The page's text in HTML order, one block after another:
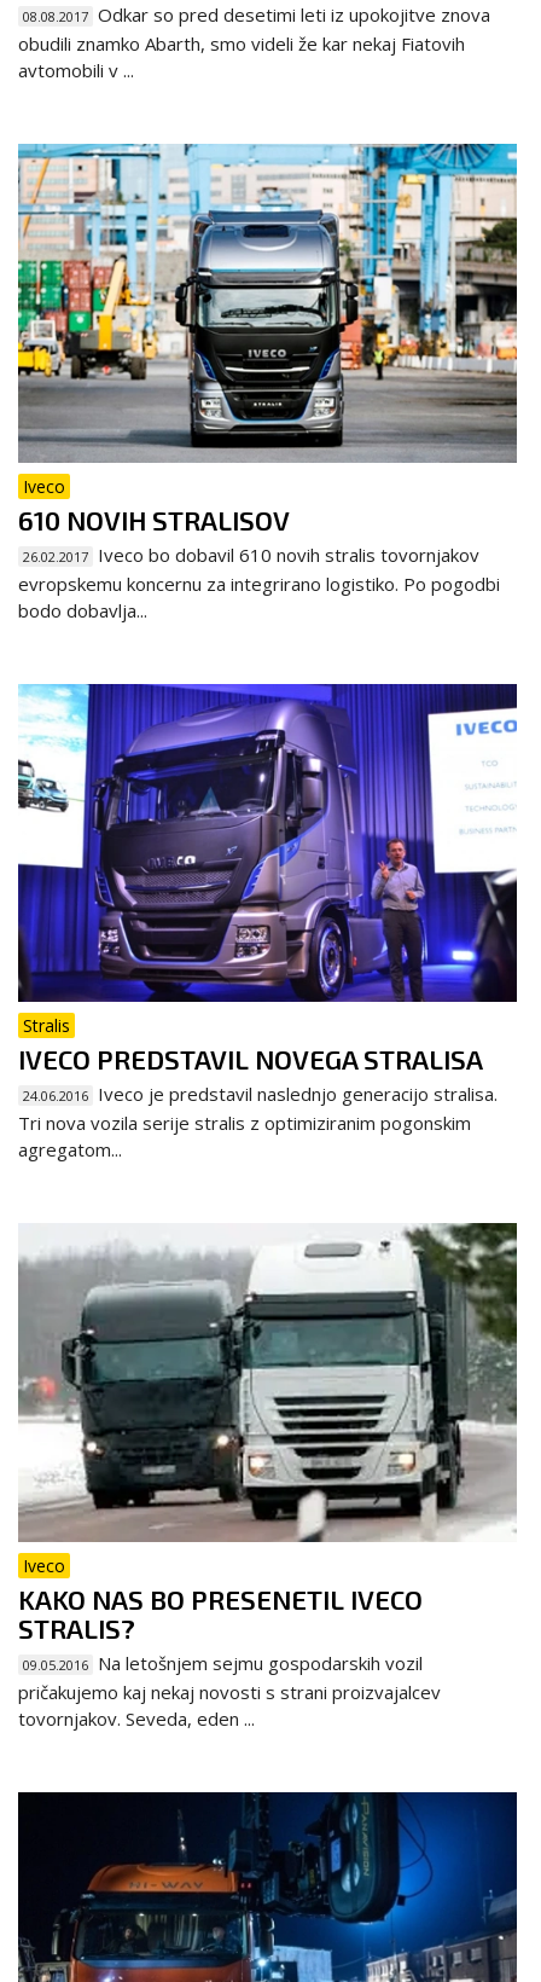
08.08.2017 Odkar so pred desetimi leti iz upokojitve znova
obudili znamko Abarth, smo videli že kar nekaj Fiatovih
avtomobili v ...
Iveco
610 NOVIH STRALISOV
26.02.2017 Iveco bo dobavil 610 novih stralis tovornjakov
evropskemu koncernu za integrirano logistiko. Po pogodbi
bodo dobavlja...
Stralis
IVECO PREDSTAVIL NOVEGA STRALISA
24.06.2016 Iveco je predstavil naslednjo generacijo stralisa.
Tri nova vozila serije stralis z optimiziranim pogonskim
agregatom...
Iveco
KAKO NAS BO PRESENETIL IVECO
STRALIS?
09.05.2016 Na letošnjem sejmu gospodarskih vozil
pričakujemo kaj nekaj novosti s strani proizvajalcev
tovornjakov. Seveda, eden ...